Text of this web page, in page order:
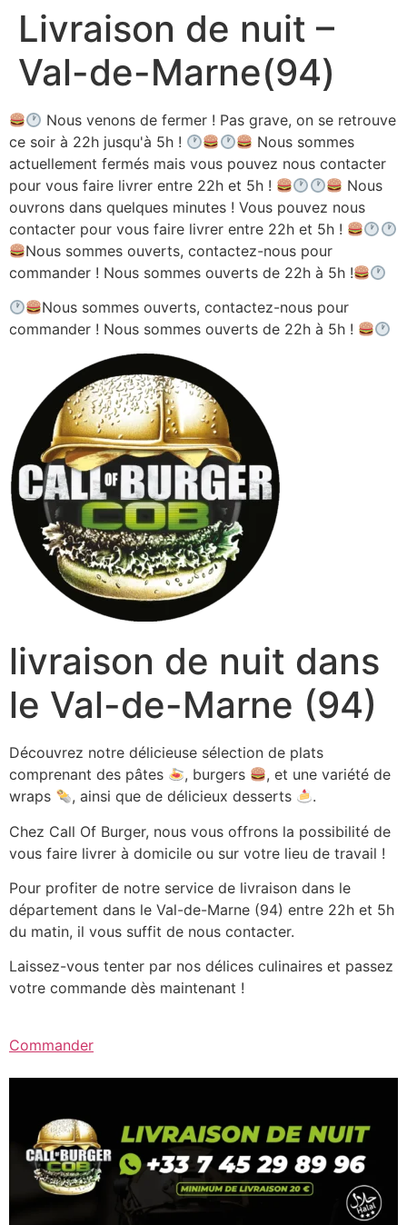
Aller
contenu
Livraison de nuit –
Val-de-Marne(94)
Nous venons de fermer ! Pas grave, on se retrouve
ce soir à 22h jusqu'à 5h !
Nous sommes
actuellement fermés mais vous pouvez nous contacter
pour vous faire livrer entre 22h et 5h !
Nous
ouvrons dans quelques minutes ! Vous pouvez nous
contacter pour vous faire livrer entre 22h et 5h !
Nous sommes ouverts, contactez-nous pour
commander ! Nous sommes ouverts de 22h à 5h !
Nous sommes ouverts, contactez-nous pour
commander ! Nous sommes ouverts de 22h à 5h !
livraison de nuit dans
le Val-de-Marne (94)
Découvrez notre délicieuse sélection de plats
comprenant des pâtes
, burgers
, et une variété de
wraps
, ainsi que de délicieux desserts
.
Chez Call Of Burger, nous vous offrons la possibilité de
vous faire livrer à domicile ou sur votre lieu de travail !
Pour profiter de notre service de livraison dans le
département dans le Val-de-Marne (94) entre 22h et 5h
du matin, il vous suffit de nous contacter.
Laissez-vous tenter par nos délices culinaires et passez
votre commande dès maintenant !
Commander